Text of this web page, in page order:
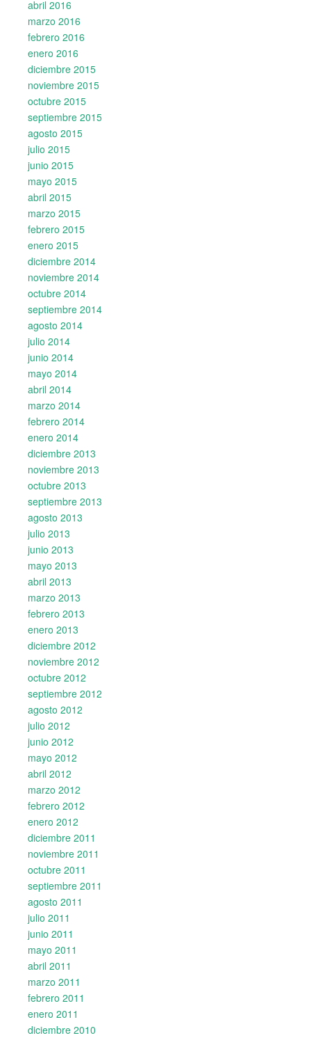
abril 2016
marzo 2016
febrero 2016
enero 2016
diciembre 2015
noviembre 2015
octubre 2015
septiembre 2015
agosto 2015
julio 2015
junio 2015
mayo 2015
abril 2015
marzo 2015
febrero 2015
enero 2015
diciembre 2014
noviembre 2014
octubre 2014
septiembre 2014
agosto 2014
julio 2014
junio 2014
mayo 2014
abril 2014
marzo 2014
febrero 2014
enero 2014
diciembre 2013
noviembre 2013
octubre 2013
septiembre 2013
agosto 2013
julio 2013
junio 2013
mayo 2013
abril 2013
marzo 2013
febrero 2013
enero 2013
diciembre 2012
noviembre 2012
octubre 2012
septiembre 2012
agosto 2012
julio 2012
junio 2012
mayo 2012
abril 2012
marzo 2012
febrero 2012
enero 2012
diciembre 2011
noviembre 2011
octubre 2011
septiembre 2011
agosto 2011
julio 2011
junio 2011
mayo 2011
abril 2011
marzo 2011
febrero 2011
enero 2011
diciembre 2010